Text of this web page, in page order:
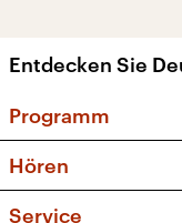
Entdecken Sie
Programm
Sendungen
Hören
Service